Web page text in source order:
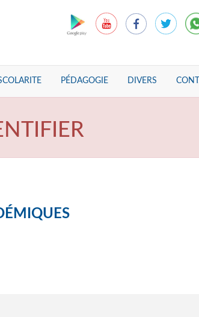
PÉDAGOGIE DIVERS